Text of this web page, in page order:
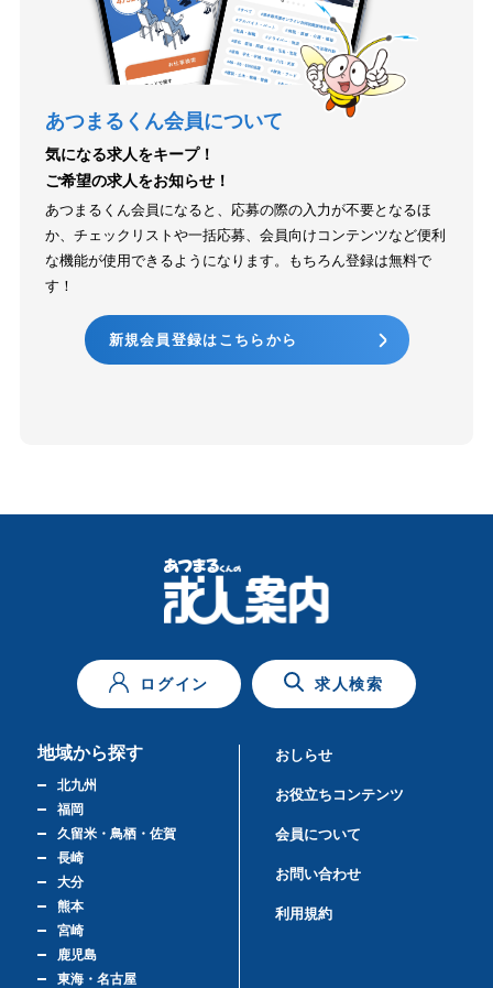
あつまるくん会員について
気になる求人をキープ！
ご希望の求人をお知らせ！
あつまるくん会員になると、応募の際の入力が不要となるほ
か、チェックリストや一括応募、会員向けコンテンツなど便利
な機能が使用できるようになります。もちろん登録は無料で
す！
新規会員登録はこちらから
ログイン 求人検索
地域から探す
北九州
福岡
久留米・鳥栖・佐賀
長崎
大分
熊本
宮崎
鹿児島
東海・名古屋
おしらせ
お役立ちコンテンツ
会員について
お問い合わせ
利用規約